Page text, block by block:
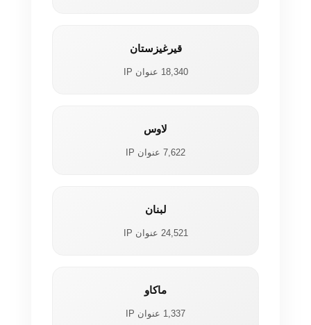
قيرغيزستان
18,340 عنوان IP
لاوس
7,622 عنوان IP
لبنان
24,521 عنوان IP
ماكاو
1,337 عنوان IP